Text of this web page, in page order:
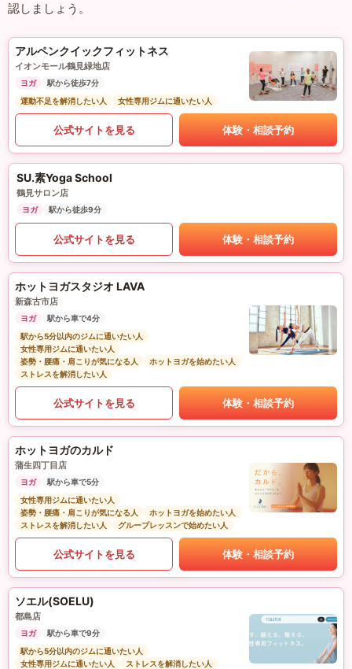
認しましょう。
アルペンクイックフィットネス
イオンモール鶴見緑地店
ヨガ
駅から徒歩7分
運動不足を解消したい人
女性専用ジムに通いたい人
公式サイトを見る 体験・相談予約
SU.素Yoga School
鶴見サロン店
ヨガ 駅から徒歩9分
公式サイトを見る 体験・相談予約
ホットヨガスタジオ LAVA
新森古市店
ヨガ
駅から車で4分
駅から5分以内のジムに通いたい人
女性専用ジムに通いたい人
姿勢・腰痛・肩こりが気になる人
ホットヨガを始めたい人
ストレスを解消したい人
公式サイトを見る 体験・相談予約
ホットヨガのカルド
蒲生四丁目店
ヨガ
駅から車で5分
女性専用ジムに通いたい人
姿勢・腰痛・肩こりが気になる人
ホットヨガを始めたい人
ストレスを解消したい人
グループレッスンで始めたい人
公式サイトを見る 体験・相談予約
ソエル(SOELU)
都島店
ヨガ
駅から車で9分
駅から5分以内のジムに通いたい人
女性専用ジムに通いたい人
ストレスを解消したい人